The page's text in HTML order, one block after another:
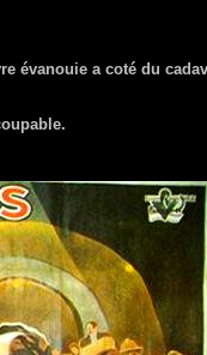
évanouie a coté du